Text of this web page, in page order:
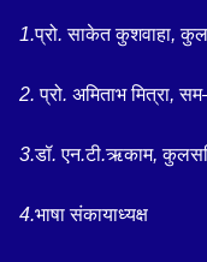
1.प्रो.साकेत कुशवाहा,
2.प्रो. अमिताभ मित्रा,सम
3.डॉ.एन.टी.ऋकाम,
4.भाषा संकायाध्यक्ष